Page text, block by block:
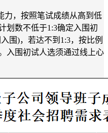
力，按照笔试成绩从高到低
划数不低于1:3确定入围初
围)，若达不到1:3，按比例
入围初试人选须通过线上心